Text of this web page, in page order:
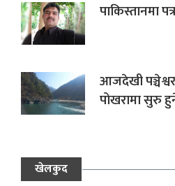
पाकिस्तानमा
आजदेखी
पोखरामा सुरु
खेलकुद